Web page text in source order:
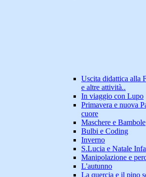
Uscita didattica alla
e altre attività..
In viaggio con Lupo
Primavera e nuova
cuore
Maschere e Bambole
Bulbi e Coding
Inverno
S.Lucia e Natale
Manipolazione e
L'autunno
La quercia e il pino